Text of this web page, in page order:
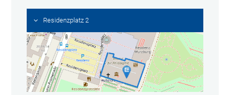
Residenzplatz 2